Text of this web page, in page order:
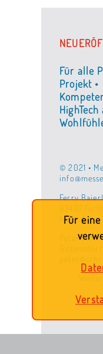
Für alle
Projekt •
© 2021 •
Ferry
furth.de
Peter
Für